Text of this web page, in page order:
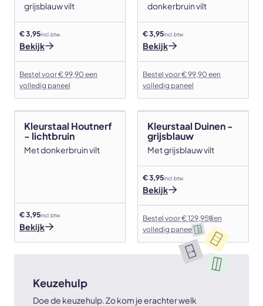
grijsblauw vilt
€ 3,95incl. btw.
Bekijk
Bestel voor € 99,90 een
volledig paneel
donkerbruin vilt
€ 3,95incl. btw.
Bekijk
Bestel voor € 99,90 een
volledig paneel
Kleurstaal Houtnerf
- lichtbruin
Met donkerbruin vilt
€ 3,95incl. btw.
Bekijk
Kleurstaal Duinen -
grijsblauw
Met grijsblauw vilt
€ 3,95incl. btw.
Bekijk
Bestel voor € 129,95 een
volledig paneel
Keuzehulp
Doe de keuzehulp. Zo kom je erachter welk